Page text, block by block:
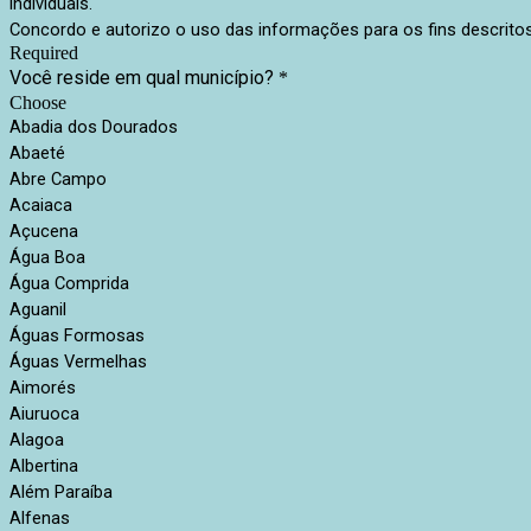
Concordo e autorizo o uso das informações para os fins
Required
Você reside em qual município? *
Choose
Abadia dos Dourados
Abaeté
Abre Campo
Acaiaca
Açucena
Água Boa
Água Comprida
Aguanil
Águas Formosas
Águas Vermelhas
Aimorés
Aiuruoca
Alagoa
Albertina
Além Paraíba
Alfenas